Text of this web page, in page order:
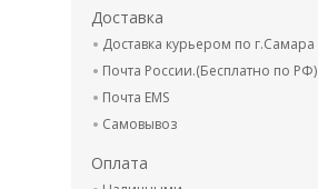
Доставка
Доставка курьером по г.Самара
Почта России.(Бесплатно по РФ)
Почта EMS
Самовывоз
Оплата